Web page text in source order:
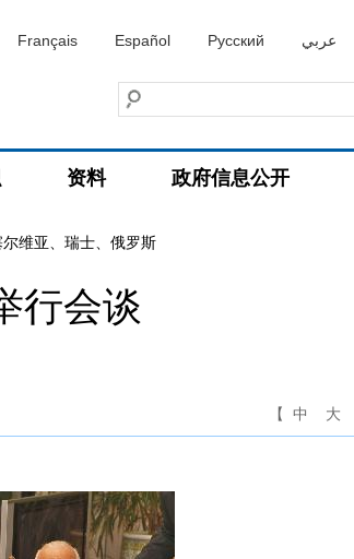
Français Español Русский عربي
资料 政府信息公开
维亚、瑞士、俄罗斯
行会谈
【 中 大